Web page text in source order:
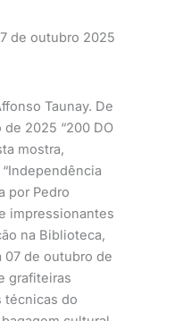
de outubro 2025
Taunay. De
2025 “200 DO
mostra,
por Pedro
impressionantes
na Biblioteca,
07 de outubro de
grafiteiras
técnicas do